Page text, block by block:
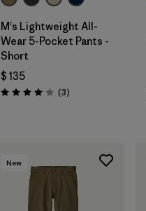
M's Lightweight All-
Wear 5-Pocket Pants -
Short
$ 135
Valoración: 4.0 / 5
(3Comentarios
)
New